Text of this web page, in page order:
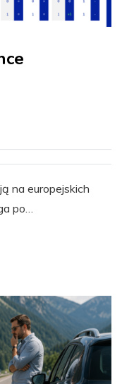
na europejskich
po…